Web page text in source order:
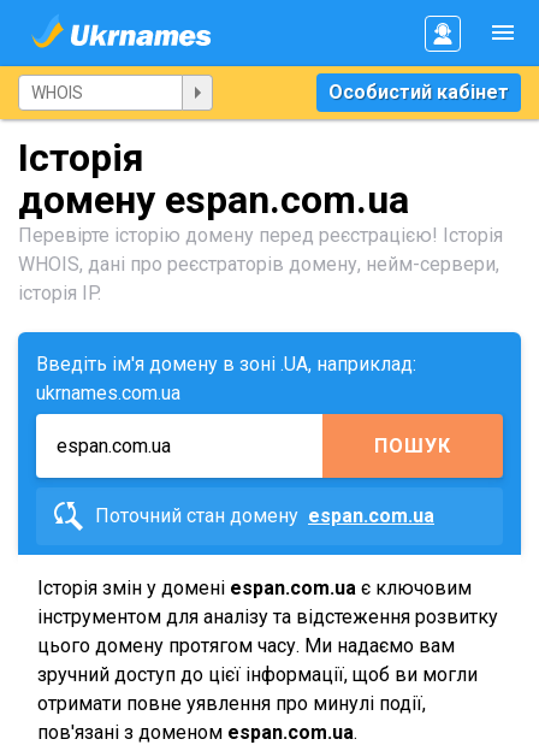
Особистий кабінет
Історія
домену espan.com.ua
Перевірте історію домену перед реєстрацією! Історія
WHOIS, дані про реєстраторів домену, нейм-сервери,
історія IP.
Введіть ім'я домену в зоні .UA, наприклад:
ukrnames.com.ua
ПОШУК
Поточний стан домену espan.com.ua
Історія змін у домені espan.com.ua є ключовим
інструментом для аналізу та відстеження розвитку
цього домену протягом часу. Ми надаємо вам
зручний доступ до цієї інформації, щоб ви могли
отримати повне уявлення про минулі події,
пов'язані з доменом espan.com.ua.